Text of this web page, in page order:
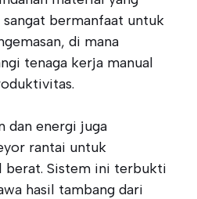
bermanfaat untuk
di mana
tenaga kerja manual
dan energi juga
rantai untuk
berat. Sistem ini terbukti
hasil tambang dari